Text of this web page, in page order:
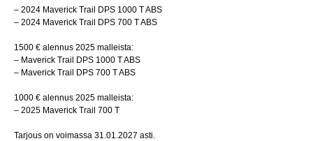
– 2024 Maverick Trail DPS 1000 T ABS
– 2024 Maverick Trail DPS 700 T ABS
1500 € alennus 2025 malleista:
– Maverick Trail DPS 1000 T ABS
– Maverick Trail DPS 700 T ABS
1000 € alennus 2025 malleista:
– 2025 Maverick Trail 700 T
Tarjous on voimassa 31.01.2027 asti.